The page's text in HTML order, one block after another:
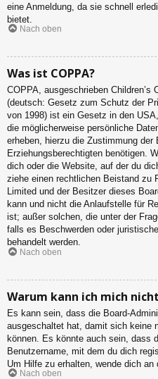
eine Anmeldung, da sie schnell
bietet.
Nach oben
Was ist COPPA?
COPPA, ausgeschrieben
(deutsch: Gesetz zum Schutz der
von 1998) ist ein Gesetz in den
die möglicherweise persönliche
erheben, hierzu die Zustimmung
Erziehungsberechtigten benötigen.
dich oder die Website, auf der du
ziehe einen rechtlichen Beistand zu
Limited und der Besitzer dieses
kann und nicht die Anlaufstelle für
ist; außer solchen, die unter der
falls es Beschwerden oder
behandelt werden.
Nach oben
Warum kann ich mich
Es kann sein, dass die Board-
ausgeschaltet hat, damit sich keine
können. Es könnte auch sein, dass
Benutzername, mit dem du dich
Um Hilfe zu erhalten, wende dich an
Nach oben